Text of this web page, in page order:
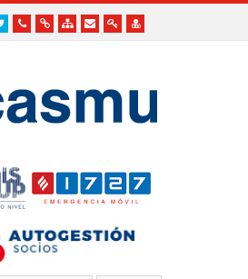
Teléfonos
EnlacesMapaFormularios
AccesoAcceso